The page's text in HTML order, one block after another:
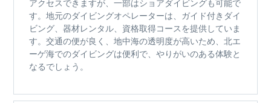
アクセスできますが、一部はショアダイビングも可能で
す。地元のダイビングオペレーターは、ガイド付きダイ
ビング、器材レンタル、資格取得コースを提供していま
す。交通の便が良く、地中海の透明度が高いため、北エ
ーゲ海でのダイビングは便利で、やりがいのある体験と
なるでしょう。